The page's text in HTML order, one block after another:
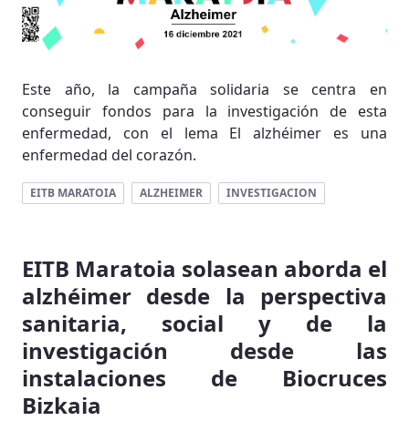
Este año, la campaña solidaria se centra en
conseguir fondos para la investigación de esta
enfermedad, con el lema El alzhéimer es una
enfermedad del corazón.
EITB MARATOIA ALZHEIMER INVESTIGACION
EITB Maratoia solasean aborda el
alzhéimer desde la perspectiva
sanitaria, social y de la
investigación desde las
instalaciones de Biocruces
Bizkaia